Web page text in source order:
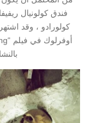
كولورادو ، وقد